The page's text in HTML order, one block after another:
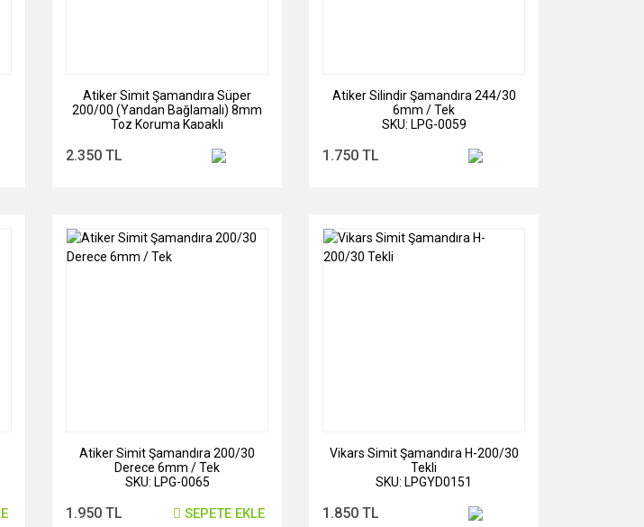
Atiker Simit Şamandıra Süper
200/00 (Yandan Bağlamalı) 8mm
Toz Koruma Kapaklı
2.350 TL
Atiker Silindir Şamandıra 244/30
6mm / Tek
SKU: LPG-0059
1.750 TL
Atiker Simit Şamandıra 200/30
Derece 6mm / Tek
SKU: LPG-0065
1.950 TL SEPETE EKLE
Vikars Simit Şamandıra H-200/30
Tekli
SKU: LPGYD0151
1.850 TL